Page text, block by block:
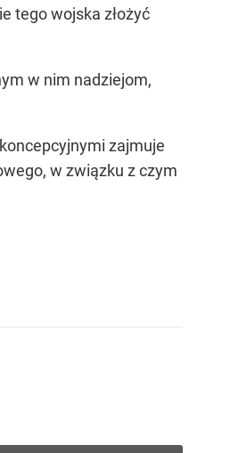
tego wojska złożyć
w nim nadziejom,
zajmuje
w związku z czym